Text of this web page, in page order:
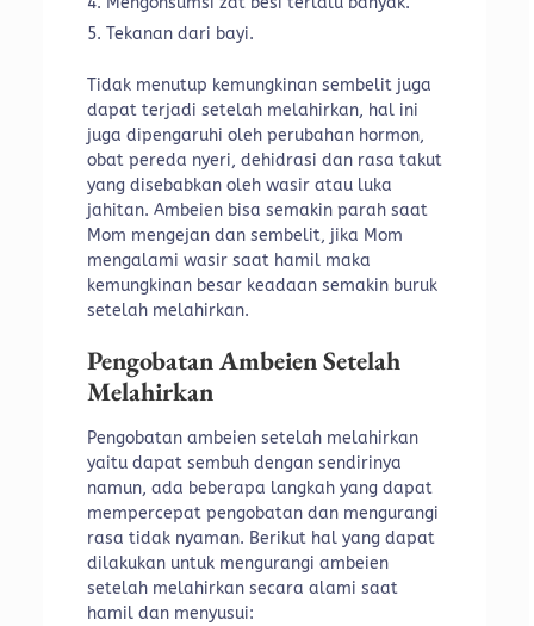
Tekanan dari bayi.
Tidak menutup kemungkinan sembelit juga
dapat terjadi setelah melahirkan, hal ini
juga dipengaruhi oleh perubahan hormon,
obat pereda nyeri, dehidrasi dan rasa takut
yang disebabkan oleh wasir atau luka
jahitan. Ambeien bisa semakin parah saat
Mom mengejan dan sembelit, jika Mom
mengalami wasir saat hamil maka
kemungkinan besar keadaan semakin buruk
setelah melahirkan.
Pengobatan Ambeien Setelah
Melahirkan
Pengobatan ambeien setelah melahirkan
yaitu dapat sembuh dengan sendirinya
namun, ada beberapa langkah yang dapat
mempercepat pengobatan dan mengurangi
rasa tidak nyaman. Berikut hal yang dapat
dilakukan untuk mengurangi ambeien
setelah melahirkan secara alami saat
hamil dan menyusui: